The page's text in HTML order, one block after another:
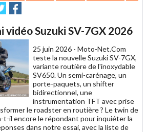
Partager
sur
vidéo Suzuki SV-7GX 2026
25 juin 2026 - Moto-Net.Com
teste la nouvelle Suzuki SV-7GX,
variante routière de l'inoxydable
SV650. Un semi-carénage, un
porte-paquets, un shifter
bidirectionnel, une
instrumentation TFT avec prise
le roadster en routière ? Le twin de
t-il encore le répondant pour inquiéter la
dans notre essai, avec la liste de